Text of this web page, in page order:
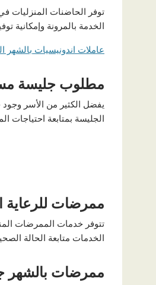
توفر الحاضنات المنزليات
الخدمة بالمرونة وإمكانية
عاملات اندونيسيات بالشهر
مطلوب جليسة
يفضل الكثير من الأسر وجود
الجليسة بمتابعة احتياجات
ممرضات للرعاية
تتوفر خدمات الممرضات
الخدمات متابعة الحالة
ممرضات بالشهر